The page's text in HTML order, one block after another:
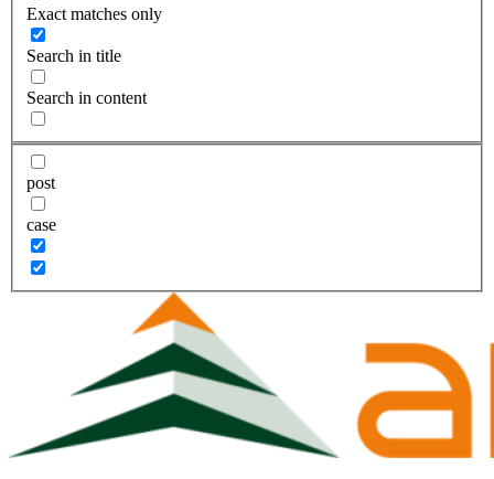
Exact matches only
Search in title
Search in content
post
case